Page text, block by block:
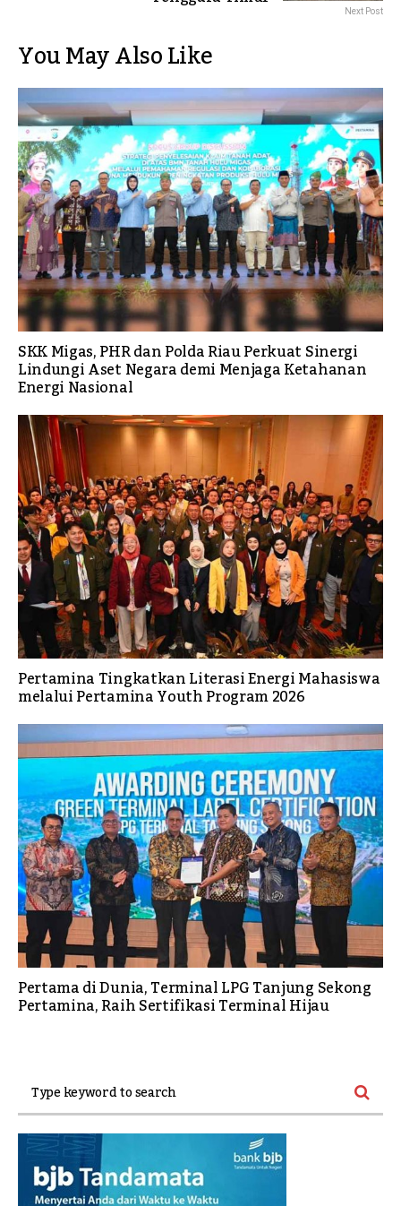
Next Post
You May Also Like
SKK Migas, PHR dan Polda Riau Perkuat Sinergi
Lindungi Aset Negara demi Menjaga Ketahanan
Energi Nasional
Pertamina Tingkatkan Literasi Energi Mahasiswa
melalui Pertamina Youth Program 2026
Pertama di Dunia, Terminal LPG Tanjung Sekong
Pertamina, Raih Sertifikasi Terminal Hijau